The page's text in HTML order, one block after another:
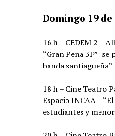
Domingo 19 de
16 h – CEDEM 2 –
“Gran Peña 3F”:
banda
18 h – Cine Teatro
Espacio INCAA –
estudiantes y